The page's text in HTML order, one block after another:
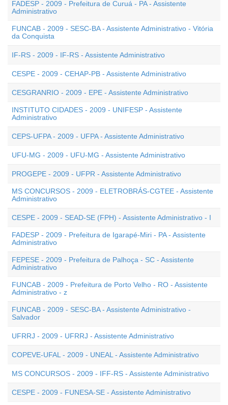
FADESP - 2009 - Prefeitura de Curuá - PA - Assistente
Administrativo
FUNCAB - 2009 - SESC-BA - Assistente Administrativo - Vitória
da Conquista
IF-RS - 2009 - IF-RS - Assistente Administrativo
CESPE - 2009 - CEHAP-PB - Assistente Administrativo
CESGRANRIO - 2009 - EPE - Assistente Administrativo
INSTITUTO CIDADES - 2009 - UNIFESP - Assistente
Administrativo
CEPS-UFPA - 2009 - UFPA - Assistente Administrativo
UFU-MG - 2009 - UFU-MG - Assistente Administrativo
PROGEPE - 2009 - UFPR - Assistente Administrativo
MS CONCURSOS - 2009 - ELETROBRÁS-CGTEE - Assistente
Administrativo
CESPE - 2009 - SEAD-SE (FPH) - Assistente Administrativo - I
FADESP - 2009 - Prefeitura de Igarapé-Miri - PA - Assistente
Administrativo
FEPESE - 2009 - Prefeitura de Palhoça - SC - Assistente
Administrativo
FUNCAB - 2009 - Prefeitura de Porto Velho - RO - Assistente
Administrativo - z
FUNCAB - 2009 - SESC-BA - Assistente Administrativo -
Salvador
UFRRJ - 2009 - UFRRJ - Assistente Administrativo
COPEVE-UFAL - 2009 - UNEAL - Assistente Administrativo
MS CONCURSOS - 2009 - IFF-RS - Assistente Administrativo
CESPE - 2009 - FUNESA-SE - Assistente Administrativo